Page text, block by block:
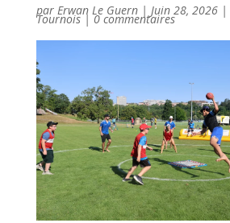
par Erwan Le Guern| Juin 28, 2026|
Tournois|0 commentaires